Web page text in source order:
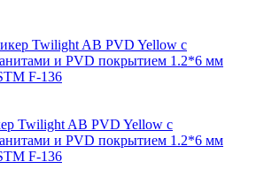
Twilight AB PVD Yellow с
и PVD покрытием 1.2*6 мм
F-136